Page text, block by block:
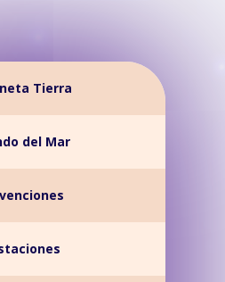
Tierra
del Mar